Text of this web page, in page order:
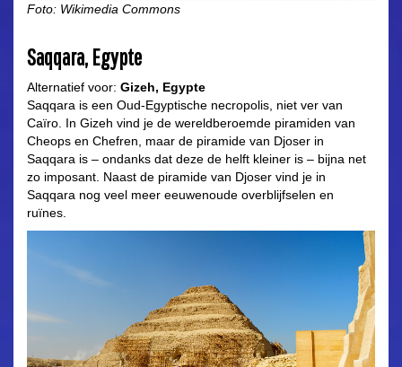
Foto: Wikimedia Commons
Saqqara, Egypte
Alternatief voor: Gizeh, Egypte
Saqqara is een Oud-Egyptische necropolis, niet ver van
Caïro. In Gizeh vind je de wereldberoemde piramiden van
Cheops en Chefren, maar de piramide van Djoser in
Saqqara is – ondanks dat deze de helft kleiner is – bijna net
zo imposant. Naast de piramide van Djoser vind je in
Saqqara nog veel meer eeuwenoude overblijfselen en
ruïnes.